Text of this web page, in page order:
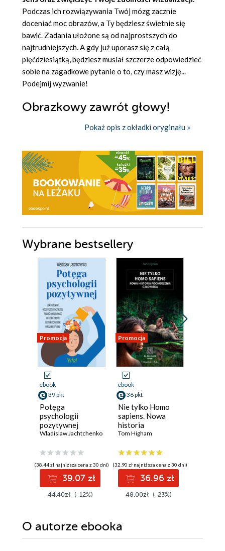
Podczas ich rozwiązywania Twój mózg zacznie
doceniać moc obrazów, a Ty będziesz świetnie się
bawić. Zadania ułożone są od najprostszych do
najtrudniejszych. A gdy już uporasz się z całą
pięćdziesiątką, będziesz musiał szczerze odpowiedzieć
sobie na zagadkowe pytanie o to, czy masz wizję...
Podejmij wyzwanie!
Obrazkowy zawrót głowy!
Pokaż opis z okładki oryginału »
Wybrane bestsellery
Promocja
ebook
39 pkt
Potęga
psychologii
pozytywnej
Wladislaw Jachtchenko
(38,44 zł najniższa cena z 30 dni)
39.07 zł
44.40zł (-12%)
Promocja
ebook
36 pkt
Nie tylko Homo
sapiens. Nowa
historia
pochodzenia
Tom Higham
(32,90 zł najniższa cena z 30 dni)
36.96 zł
48.00zł (-23%)
O autorze ebooka